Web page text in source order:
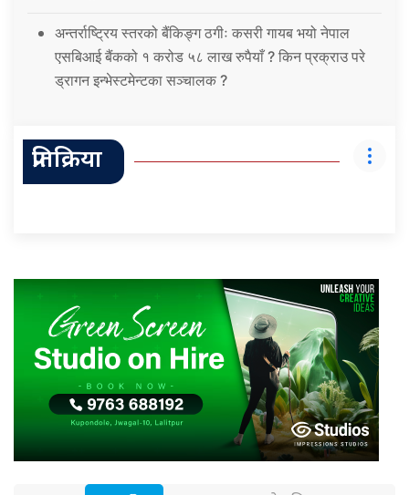
अन्तर्राष्ट्रिय स्तरको बैंकिङ्ग ठगीः कसरी गायब भयो नेपाल
एसबिआई बैंकको १ करोड ५८ लाख रुपैयाँ ? किन प्रक्राउ परे
ड्रागन इन्भेस्टमेन्टका सञ्चालक ?
प्रतिक्रिया